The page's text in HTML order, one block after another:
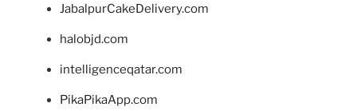
JabalpurCakeDelivery.com
halobjd.com
intelligenceqatar.com
PikaPikaApp.com